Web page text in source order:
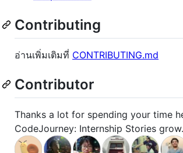
Contributing
อ่านเพิ่มเติมที่ CONTRIBUTING.md
Contributor
Thanks a lot for spending your time
CodeJourney: Internship Stories